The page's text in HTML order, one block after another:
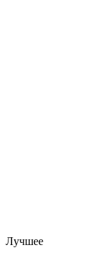
Лучшее